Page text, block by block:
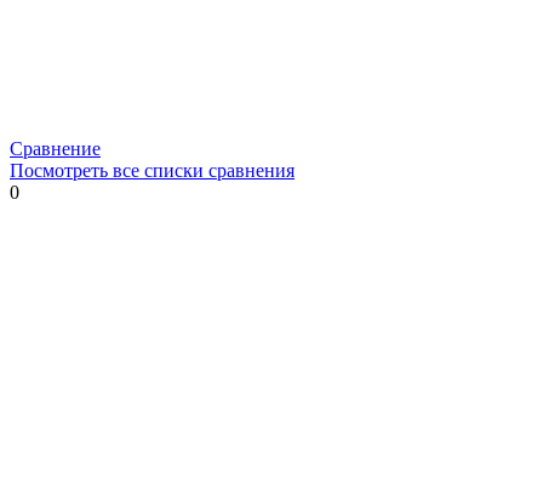
Сравнение
Посмотреть все списки сравнения
0